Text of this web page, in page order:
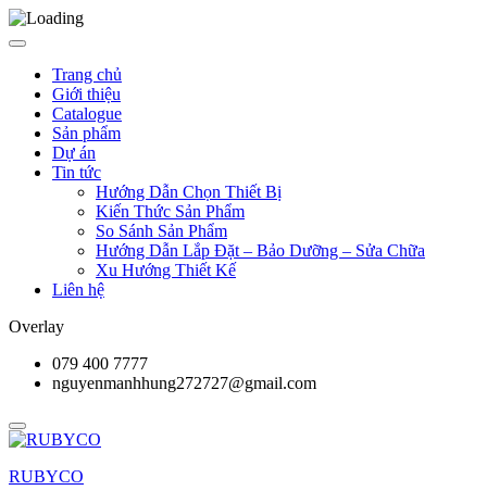
Trang chủ
Giới thiệu
Catalogue
Sản phẩm
Dự án
Tin tức
Hướng Dẫn Chọn Thiết Bị
Kiến Thức Sản Phẩm
So Sánh Sản Phẩm
Hướng Dẫn Lắp Đặt – Bảo Dưỡng – Sửa Chữa
Xu Hướng Thiết Kế
Liên hệ
Overlay
079 400 7777
nguyenmanhhung272727@gmail.com
RUBYCO